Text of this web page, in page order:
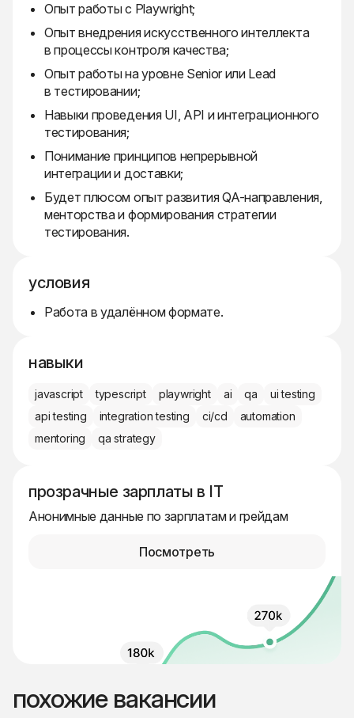
Опыт работы с Playwright;
Опыт внедрения искусственного интеллекта
в процессы контроля качества;
Опыт работы на уровне Senior или Lead
в тестировании;
Навыки проведения UI, API и интеграционного
тестирования;
Понимание принципов непрерывной
интеграции и доставки;
Будет плюсом опыт развития QA-направления,
менторства и формирования стратегии
тестирования.
условия
Работа в удалённом формате.
навыки
javascript typescript playwright ai qa
ui testing
api testing
integration testing ci/cd
automation
mentoring
qa strategy
прозрачные зарплаты в IT
Анонимные данные по зарплатам и грейдам
Посмотреть
похожие вакансии